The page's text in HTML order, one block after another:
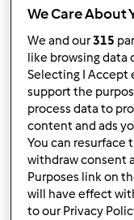
Lena Janeiro
Seg, 2014-02-17 17:09
Boa tarde,
Tenho creme de
profiteroles onde
We Care About
We and our315
like browsing data
Selecting I Accept
support the
process data to
content and ads
You can resurface
withdraw consent
Purposes link on
will have effect
to our Privacy